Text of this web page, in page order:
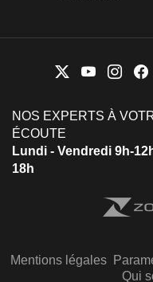
NOS EXPERTS À
ÉCOUTE
Lundi - Vendredi 9h-
18h
Mentions légales
Qui